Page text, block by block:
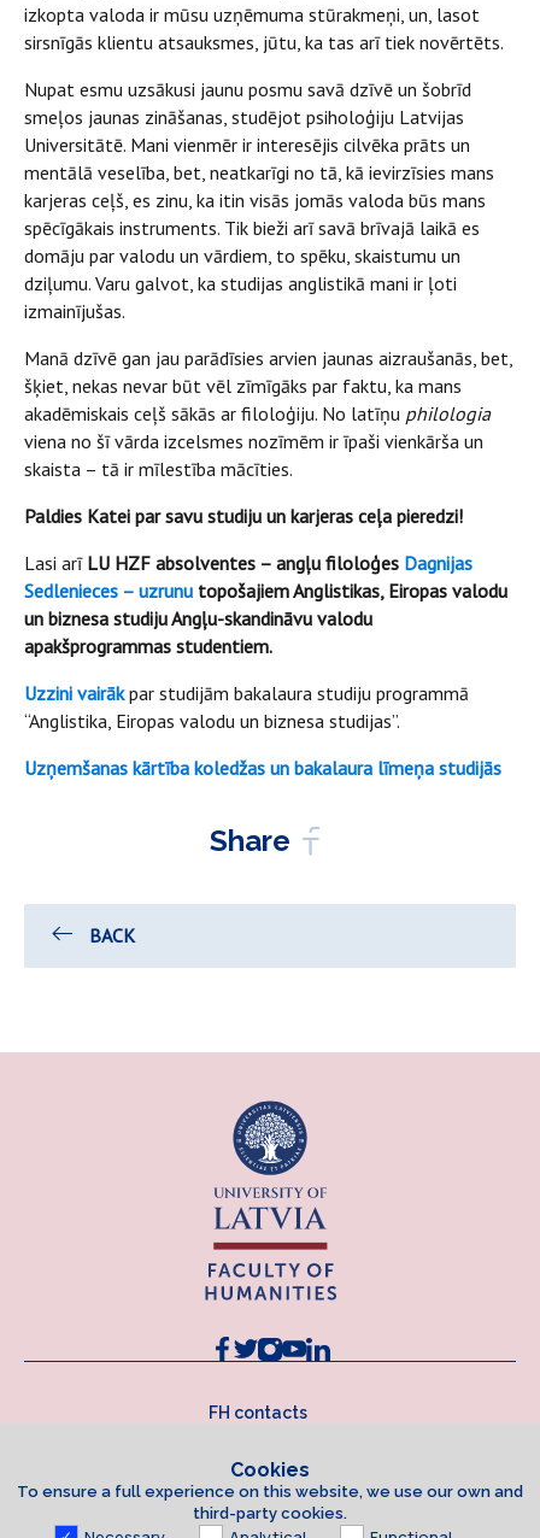
izkopta valoda ir mūsu uzņēmuma stūrakmeņi, un, lasot
sirsnīgās klientu atsauksmes, jūtu, ka tas arī tiek novērtēts.
Nupat esmu uzsākusi jaunu posmu savā dzīvē un šobrīd
smeļos jaunas zināšanas, studējot psiholoģiju Latvijas
Universitātē. Mani vienmēr ir interesējis cilvēka prāts un
mentālā veselība, bet, neatkarīgi no tā, kā ievirzīsies mans
karjeras ceļš, es zinu, ka itin visās jomās valoda būs mans
spēcīgākais instruments. Tik bieži arī savā brīvajā laikā es
domāju par valodu un vārdiem, to spēku, skaistumu un
dziļumu. Varu galvot, ka studijas anglistikā mani ir ļoti
izmainījušas.
Manā dzīvē gan jau parādīsies arvien jaunas aizraušanās, bet,
šķiet, nekas nevar būt vēl zīmīgāks par faktu, ka mans
akadēmiskais ceļš sākās ar filoloģiju. No latīņu philologia
viena no šī vārda izcelsmes nozīmēm ir īpaši vienkārša un
skaista – tā ir mīlestība mācīties.
Paldies Katei par savu studiju un karjeras ceļa pieredzi!
Lasi arī LU HZF absolventes – angļu filoloģes Dagnijas
Sedlenieces – uzrunu topošajiem Anglistikas, Eiropas valodu
un biznesa studiju Angļu-skandināvu valodu
apakšprogrammas studentiem.
Uzzini vairākpar studijām bakalaura studiju programmā
“Anglistika, Eiropas valodu un biznesa studijas”.
Uzņemšanas kārtība koledžas un bakalaura līmeņa studijās
Share
BACK
FH contacts
Cookies
To ensure a full experience on this website, we use our own and
third-party cookies.